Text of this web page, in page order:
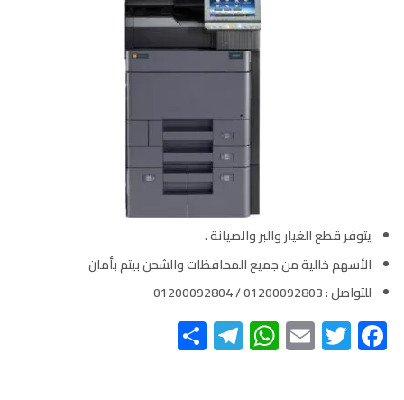
يتوفر قطع الغيار والبر والصيانة .
الأسهم خالية من جميع المحافظات والشحن بيتم بأمان
للتواصل : 01200092803 / 01200092804
Facebook
Twitter
Email
WhatsApp
Telegram